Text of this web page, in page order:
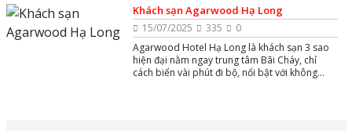
Khách sạn Agarwood Hạ Long
15/07/2025 335
0
Agarwood Hotel Hạ Long là khách sạn 3 sao
hiện đại nằm ngay trung tâm Bãi Cháy, chỉ
cách biển vài phút đi bộ, nổi bật với không